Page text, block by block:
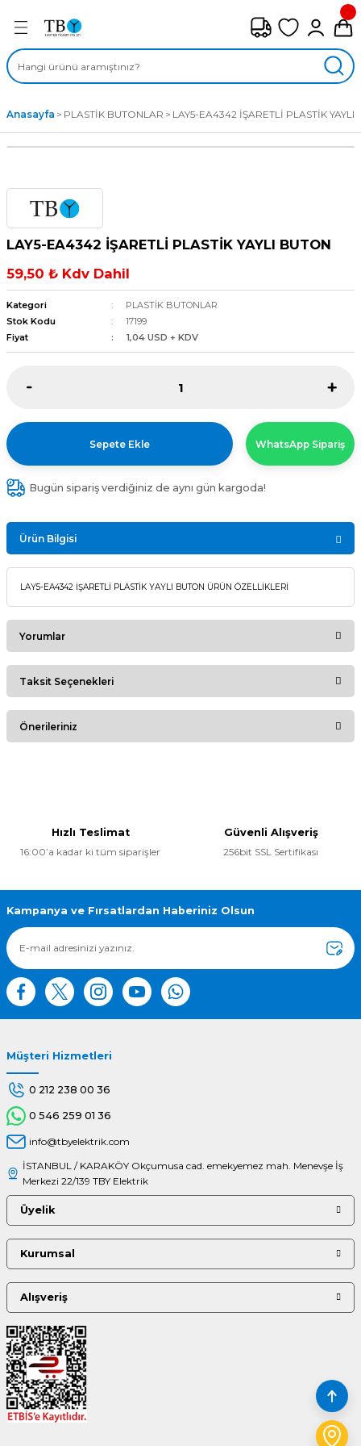
ÇEŞİTLERİ
FANLAR
FANLAR
Anasayfa PLASTİK BUTONLAR LAY5-EA4342 İŞARETLİ PLASTİK YAYLI
LAY5-EA4342 İŞARETLİ PLASTİK YAYLI BUTON
59,50 ₺ Kdv Dahil
Kategori
PLASTİK BUTONLAR
Stok Kodu
17199
Fiyat
1,04 USD + KDV
Sepete Ekle WhatsApp Sipariş
Bugün sipariş verdiğiniz de aynı gün kargoda!
Ürün Bilgisi
LAY5-EA4342 İŞARETLİ PLASTİK YAYLI BUTON ÜRÜN ÖZELLİKLERİ
Yorumlar
Bu ürüne ilk yorumu siz yapın!
Taksit Seçenekleri
Önerileriniz
Ürün bilgilerinde hatalar bulunuyor.
Ürün fiyatı diğer sitelerden daha pahalı.
Bu ürüne benzer farklı alternatifler olmalı.
Hızlı Teslimat
16:00’a kadar ki tüm siparişler
Güvenli Alışveriş
256bit SSL Sertifikası
Kampanya ve Fırsatlardan Haberiniz Olsun
Müşteri Hizmetleri
0 212 238 00 36
0 546 259 01 36
info@tbyelektrik.com
İSTANBUL / KARAKÖY Okçumusa cad. emekyemez mah. Menevşe İş
Merkezi 22/139 TBY Elektrik
Üyelik
Kurumsal
Alışveriş